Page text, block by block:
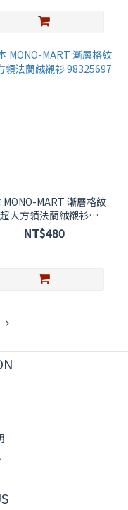
MONO-MART 漸層格紋
超大方領法蘭絨襯衫
98325697
NT$480